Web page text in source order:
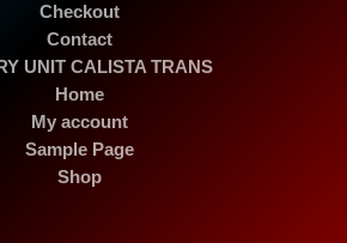
Checkout
Contact
UNIT CALISTA TRANS
Home
My account
Sample Page
Shop